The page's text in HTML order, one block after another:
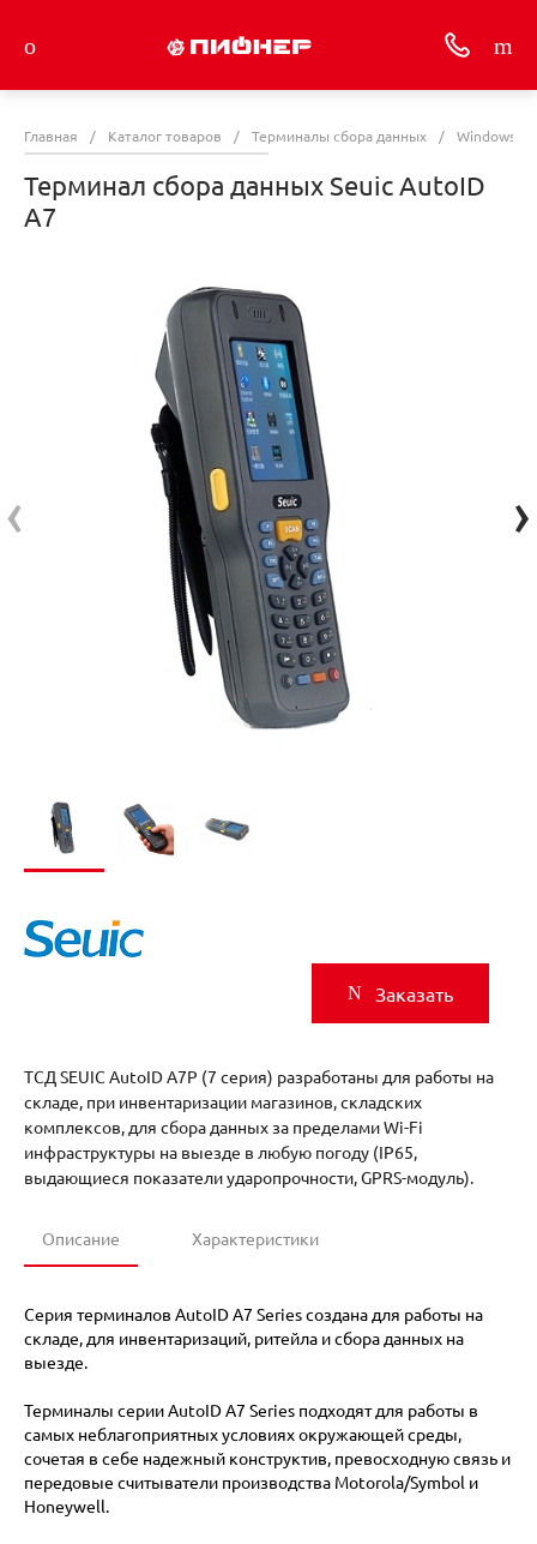
Главная / Каталог товаров / Терминалы сбора данных / Windows
Терминал сбора данных Seuic AutoID
A7
‹ ›
Заказать
ТСД SEUIC AutoID A7P (7 серия) разработаны для работы на
складе, при инвентаризации магазинов, складских
комплексов, для сбора данных за пределами Wi-Fi
инфраструктуры на выезде в любую погоду (IP65,
выдающиеся показатели ударопрочности, GPRS-модуль).
Описание Характеристики
Серия терминалов AutoID A7 Series создана для работы на
складе, для инвентаризаций, ритейла и сбора данных на
выезде.
Терминалы серии AutoID A7 Series подходят для работы в
самых неблагоприятных условиях окружающей среды,
сочетая в себе надежный конструктив, превосходную связь и
передовые считыватели производства Motorola/Symbol и
Honeywell.